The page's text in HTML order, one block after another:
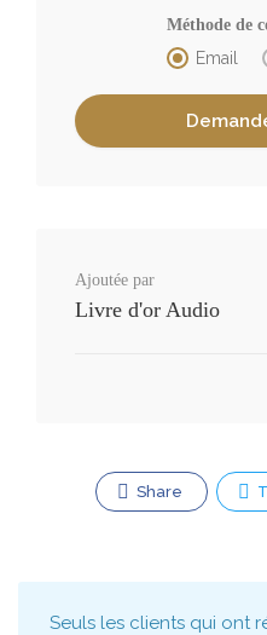
Méthode de
Email
Ajoutée par
Livre d'or Audio
Share
Seuls les clients qui ont